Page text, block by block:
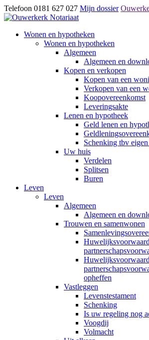
Telefoon 0181 627 027 Mijn dossier
Wonen en hypotheken
Wonen en hypotheken
Algemeen
Algemeen en
Kopen en verkopen
Kopen van een
Verkopen van een
Koopovereenkomst
Leveringsakte
Lenen en hypotheek
Geld lenen en
Schenking tbv
Uw huis
Verdelen
Splitsen
Buren
Leven
Leven
Algemeen
Algemeen en
Trouwen en samenwonen
opheffen
Vastleggen
Levenstestament
Schenking
Is uw regeling nog
Voogdij
Volmacht